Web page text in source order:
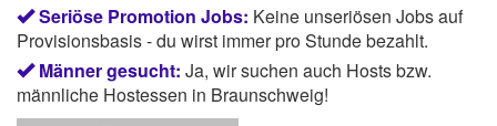
Seriöse Promotion Jobs: Keine unseriösen Jobs auf
Provisionsbasis - du wirst immer pro Stunde bezahlt.
Männer gesucht: Ja, wir suchen auch Hosts bzw.
männliche Hostessen in Braunschweig!